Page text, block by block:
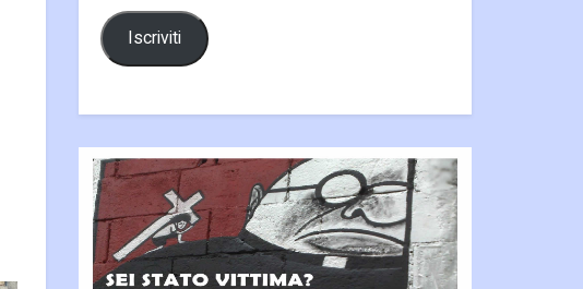
Iscriviti